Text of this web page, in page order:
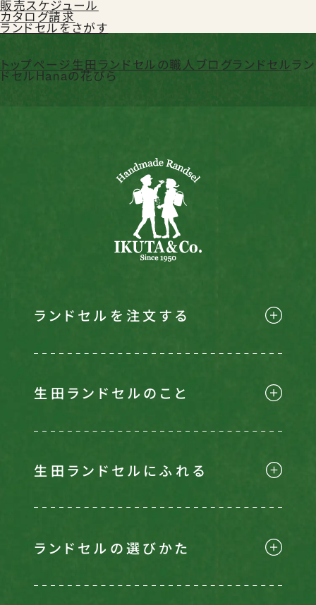
販売スケジュール
カタログ請求
ランドセルをさがす
トップページ 生田ランドセルの職人ブログランドセルラン
ドセルHanaの花びら
ランドセルを注文する
生田ランドセルのこと
生田ランドセルにふれる
ランドセルの選びかた